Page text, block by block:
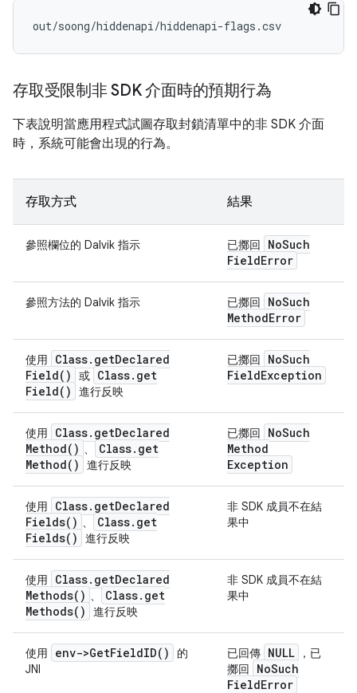
存取受限制非 SDK 介面時的預期行為
下表說明當應用程式試圖存取封鎖清單中的非 SDK 介面
時，系統可能會出現的行為。
存取方式 結果
參照欄位的 Dalvik 指示 已擲回 NoSuch
FieldError
參照方法的 Dalvik 指示 已擲回 NoSuch
MethodError
使用 Class. getDeclared
Field( ) 或 Class. get
Field( ) 進行反映
已擲回 NoSuch
FieldException
使用 Class. getDeclared
Method( ) 、 Class. get
Method( ) 進行反映
已擲回 NoSuch
Method
Exception
使用 Class. getDeclared
Fields( ) 、 Class. get
Fields( ) 進行反映
非 SDK 成員不在結
果中
使用 Class. getDeclared
Methods( ) 、 Class. get
Methods( ) 進行反映
非 SDK 成員不在結
果中
使用 env->GetFieldID( )
的
JNI
已回傳 NULL
，已
擲回
NoSuch
FieldError